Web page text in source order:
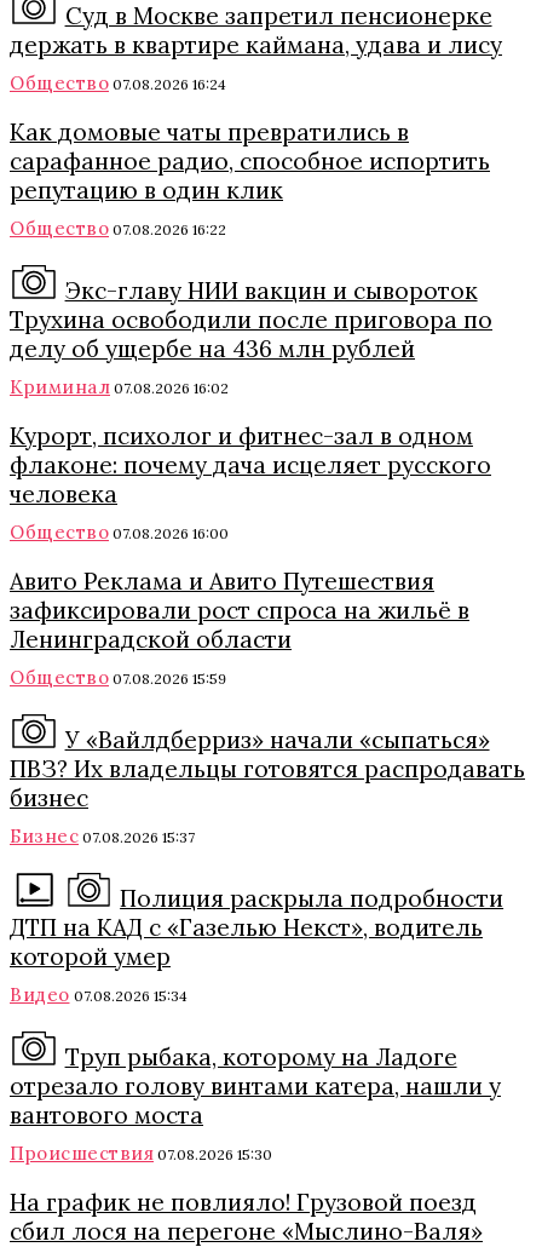
Суд в Москве запретил пенсионерке
держать в квартире каймана, удава и лису
Общество 07.08.2026 16:24
Как домовые чаты превратились в
сарафанное радио, способное испортить
репутацию в один клик
Общество 07.08.2026 16:22
Экс-главу НИИ вакцин и сывороток
Трухина освободили после приговора по
делу об ущербе на 436 млн рублей
Криминал 07.08.2026 16:02
Курорт, психолог и фитнес-зал в одном
флаконе: почему дача исцеляет русского
человека
Общество 07.08.2026 16:00
Авито Реклама и Авито Путешествия
зафиксировали рост спроса на жильё в
Ленинградской области
Общество 07.08.2026 15:59
У «Вайлдберриз» начали «сыпаться»
ПВЗ? Их владельцы готовятся распродавать
бизнес
Бизнес 07.08.2026 15:37
Полиция раскрыла подробности
ДТП на КАД с «Газелью Некст», водитель
которой умер
Видео 07.08.2026 15:34
Труп рыбака, которому на Ладоге
отрезало голову винтами катера, нашли у
вантового моста
Происшествия 07.08.2026 15:30
На график не повлияло! Грузовой поезд
сбил лося на перегоне «Мыслино-Валя»